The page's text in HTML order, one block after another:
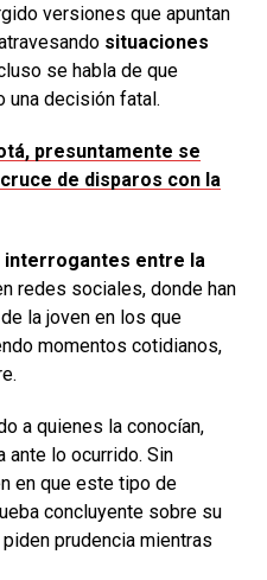
versiones que apuntan
situaciones
se habla de que
una decisión fatal.
presuntamente se
de disparos con la
interrogantes entre la
redes sociales, donde han
la joven en los que
momentos cotidianos,
a quienes la conocían,
ante lo ocurrido. Sin
en que este tipo de
concluyente sobre su
prudencia mientras